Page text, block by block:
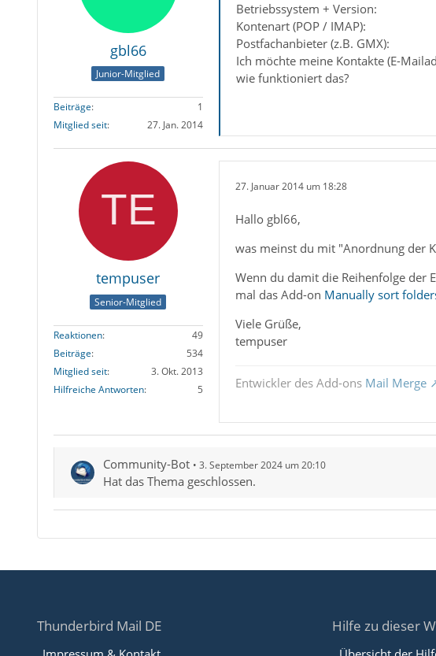
gbl66
Junior-Mitglied
Beiträge
1
Mitglied seit
27. Jan. 2014
Betriebssystem + Version:
Kontenart (POP / IMAP):
Postfachanbieter (z.B. GMX):
Ich möchte meine Kontakte (E-
wie funktioniert das?
tempuser
Senior-Mitglied
Reaktionen
49
Beiträge
534
Mitglied seit
3. Okt. 2013
Hilfreiche Antworten
5
27. Januar 2014 um 18:28
Hallo gbl66,
was meinst du mit "Anordnung der
Wenn du damit die Reihenfolge der
mal das Add-on Manually sort
Viele Grüße,
tempuser
Entwickler des Add-ons Mail Merge
Community-Bot 3. September 2024 um 20:10
Hat das Thema geschlossen.
Thunderbird Mail DE Hilfe zu dieser